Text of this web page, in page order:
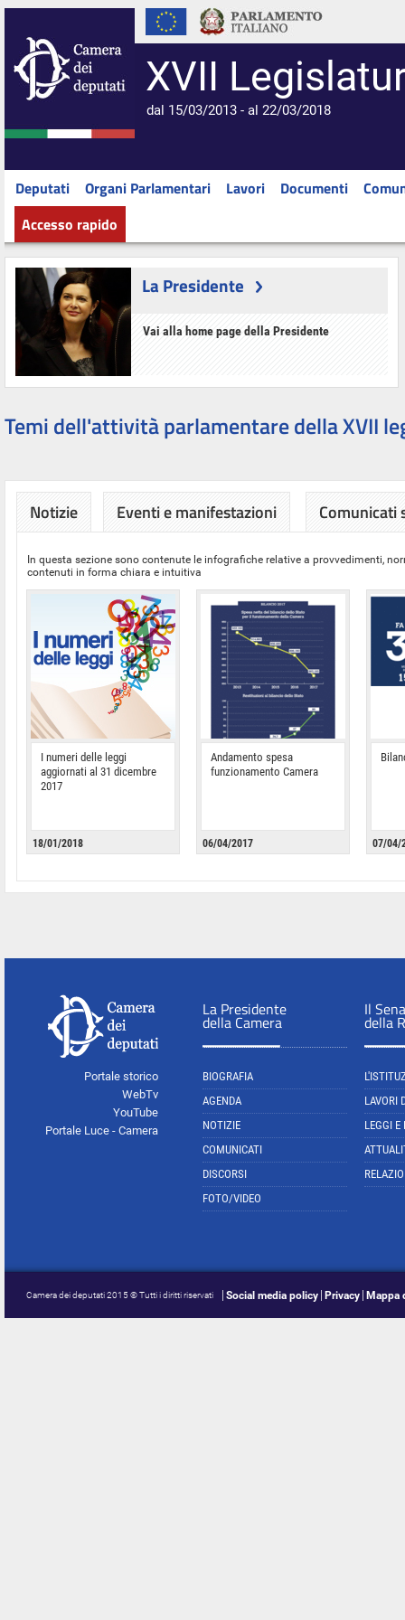
XVII
dal 15/03/2013 - al 22/03/2018
Deputati Organi Parlamentari Lavori Documenti
Accesso rapido
La Presidente
Vai alla home page della Presidente
Temi dell'attività parlamentare della XVII
Notizie Eventi e manifestazioni Comunicati
In questa sezione sono contenute le infografiche relative a provvedimenti,
contenuti in forma chiara e intuitiva
I numeri delle leggi
aggiornati al 31 dicembre
2017
18/01/2018
Andamento spesa
funzionamento Camera
06/04/2017 07/04/
Portale storico
WebTv
YouTube
Portale Luce - Camera
La Presidente
della Camera
BIOGRAFIA
AGENDA
NOTIZIE
COMUNICATI
DISCORSI
FOTO/VIDEO
Il
della
LAVORI
LEGGI E
Camera dei deputati 2015 © Tutti i diritti riservati Social media policy Privacy Mappa